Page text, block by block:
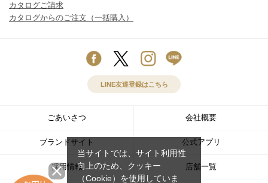
カタログご請求
カタログからのご注文（一括購入）
LINE友達登録はこちら
ごあいさつ 会社概要
ブランドサイト 公式アプリ
採用情報 店舗一覧
当サイトでは、サイト利用性
向上のため、クッキー
（Cookie）を使用していま